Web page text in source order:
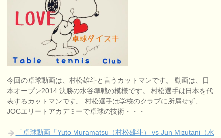
今回の卓球動画は、村松雄斗と言うカットマンです。 動画は、日
本オープン2014 決勝の水谷準戦の模様です。 村松選手は日本を代
表するカットマンです。 村松選手は学校のクラブに所属せず、
JOCエリートアカデミーで卓球の技術・・・
「卓球動画「Yuto Muramatsu（村松雄斗） vs Jun Mizutani（水